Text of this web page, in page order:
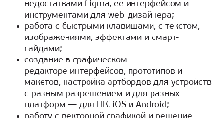
недостатками Figma, ее интерфейсом и
инструментами для web-дизайнера;
работа с быстрыми клавишами, с текстом,
изображениями, эффектами и смарт-
гайдами;
создание в графическом
редакторе интерфейсов, прототипов и
макетов, настройка артбордов для устройств
с разным разрешением и для разных
платформ — для ПК, iOS и Android;